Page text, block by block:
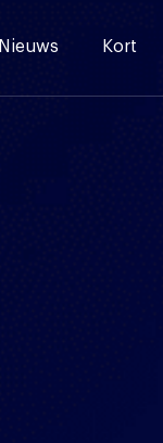
Nieuws Kort